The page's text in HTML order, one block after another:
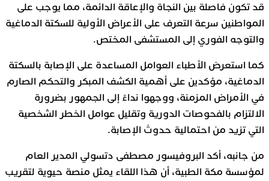
قد تكون فاصلة بين النجاة والإعاقة الدائمة، مما يوجب على
المواطنين سرعة التعرف على الأعراض الأولية للسكتة الدماغية
والتوجه الفوري إلى المستشفى المختص.
كما استعرض الأطباء العوامل المساعدة على الإصابة بالسكتة
الدماغية، مؤكدين على أهمية الكشف المبكر والتحكم الصارم
في الأمراض المزمنة، ووجهوا نداءً إلى الجمهور بضرورة
الالتزام بالفحوصات الدورية وتقليل عوامل الخطر الشخصية
التي تزيد من احتمالية حدوث الإصابة.
من جانبه، أكد البروفيسور مصطفى دتسولي المدير العام
لمؤسسة مكة الطبية، أن هذا اللقاء يمثل منصة حيوية لتقريب